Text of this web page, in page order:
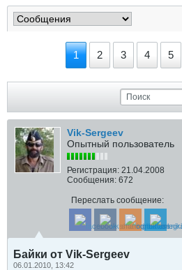
1 2 3 4 5
Vik-Sergeev
Опытный пользователь
Регистрация: 21.04.2008
Сообщения: 672
Переслать сообщение:
Байки от Vik-Sergeev
06.01.2010, 13:42